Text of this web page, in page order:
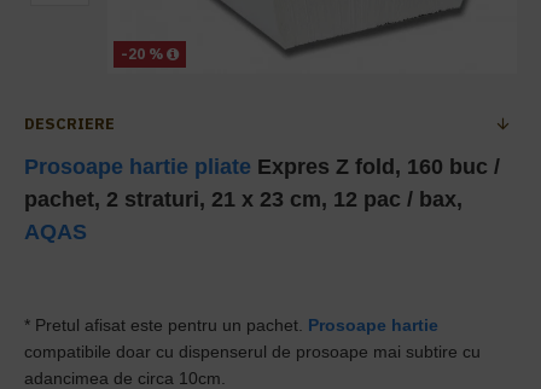
-20 %
DESCRIERE
Prosoape hartie pliate Expres Z fold, 160 buc /
pachet, 2 straturi, 21 x 23 cm, 12 pac / bax,
AQAS
* Pretul afisat este pentru un pachet. Prosoape hartie
compatibile doar cu dispenserul de prosoape mai subtire cu
adancimea de circa 10cm.